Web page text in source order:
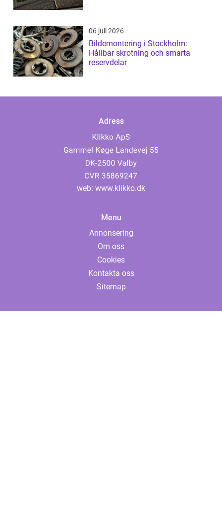
06 juli 2026
Bildemontering i Stockholm:
Hållbar skrotning och smarta
reservdelar
Adress
web: www.klikko.dk
Menu
Annonsering
Om oss
Cookies
Kontakta oss
Sitemap